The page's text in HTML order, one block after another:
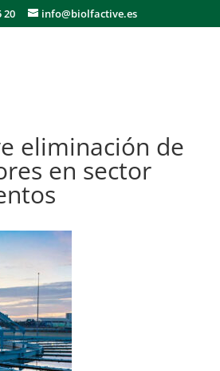
20 info@biolfactive.es
eliminación de
en sector